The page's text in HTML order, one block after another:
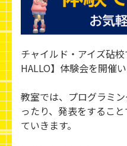
チャイルド・アイズ砧
HALLO】体験会を開催い
教室では、プログラミ
ったり、発表をするこ
ていきます。